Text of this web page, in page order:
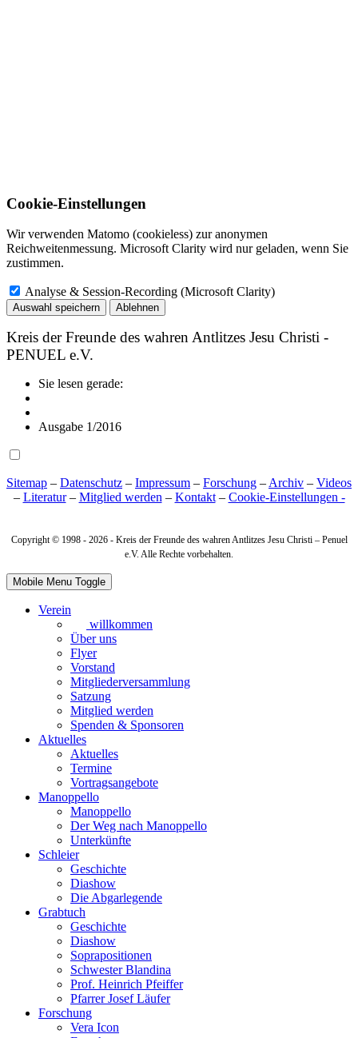
Cookie-Einstellungen
Wir verwenden Matomo (cookieless) zur anonymen
Reichweitenmessung. Microsoft Clarity wird nur geladen, wenn Sie
zustimmen.
Analyse & Session-Recording (Microsoft Clarity)
Auswahl speichern Ablehnen
Kreis der Freunde des wahren Antlitzes Jesu Christi -
PENUEL e.V.
Sie lesen gerade:
Ausgabe 1/2016
Sitemap – Datenschutz – Impressum – Forschung – Archiv – Videos
– Literatur– Mitglied werden – Kontakt– Cookie‑Einstellungen -
Copyright © 1998 - 2026 - Kreis der Freunde des wahren Antlitzes Jesu Christi – Penuel
e.V. Alle Rechte vorbehalten.
Mobile Menu Toggle
Verein
willkommen
Über uns
Flyer
Vorstand
Mitgliederversammlung
Satzung
Mitglied werden
Spenden & Sponsoren
Aktuelles
Aktuelles
Termine
Vortragsangebote
Manoppello
Manoppello
Der Weg nach Manoppello
Unterkünfte
Schleier
Geschichte
Diashow
Die Abgarlegende
Grabtuch
Geschichte
Diashow
Soprapositionen
Schwester Blandina
Prof. Heinrich Pfeiffer
Pfarrer Josef Läufer
Forschung
Vera Icon